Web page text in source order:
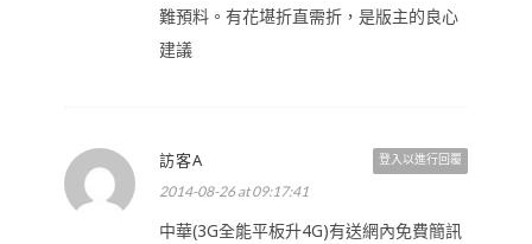
難預料。有花堪折直需折，是版主的良心
建議
登入以進行回覆
訪客A
2014-08-26 at 09:17:41
中華(3G全能平板升4G)有送網內免費簡訊